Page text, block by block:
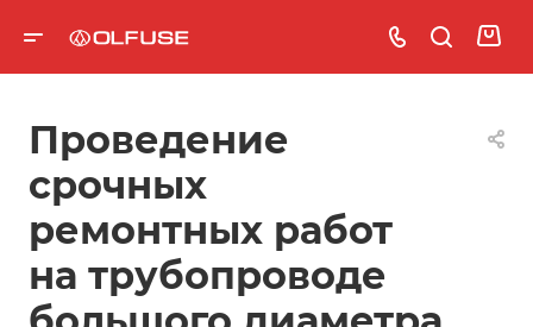
Проведение
срочных
ремонтных работ
на трубопроводе